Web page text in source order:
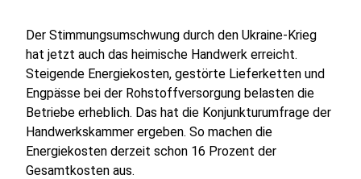
Der Stimmungsumschwung durch den Ukraine-Krieg
hat jetzt auch das heimische Handwerk erreicht.
Steigende Energiekosten, gestörte Lieferketten und
Engpässe bei der Rohstoffversorgung belasten die
Betriebe erheblich. Das hat die Konjunkturumfrage der
Handwerkskammer ergeben. So machen die
Energiekosten derzeit schon 16 Prozent der
Gesamtkosten aus.